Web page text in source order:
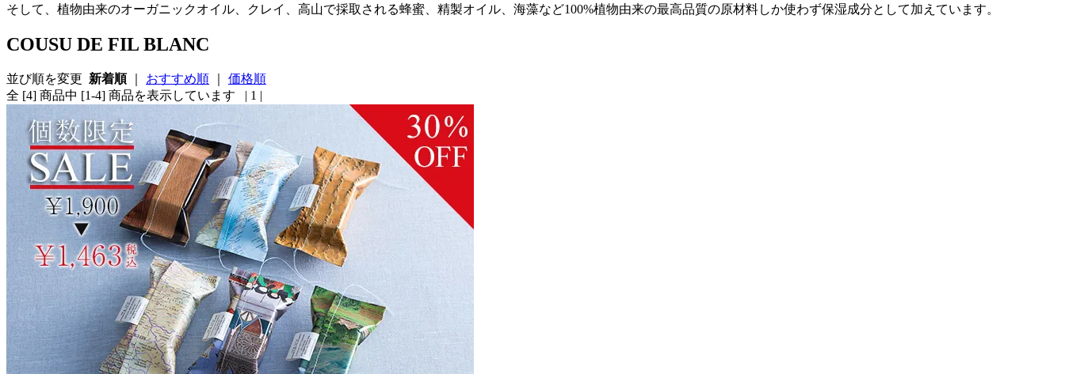
そして、植物由来のオーガニックオイル、クレイ、高山で採取される蜂蜜、精製オイル、海藻など100%植物由来の最高品質の原材料しか使わず保湿成分として加えています。
COUSU DE FIL BLANC
並び順を変更 新着順｜ おすすめ順
価格順
全 [4] 商品中 [1-4] 商品を表示しています | 1 |